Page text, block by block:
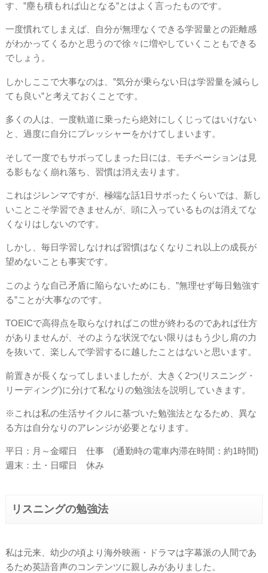
す、”塵も積もれば山となる”とはよく言ったものです。
一度慣れてしまえば、自分が無理なくできる学習量との距離感
がわかってくるかと思うので徐々に増やしていくこともできる
でしょう。
しかしここで大事なのは、”気分が乗らない日は学習量を減らし
ても良い”と考えておくことです。
多くの人は、一度軌道に乗ったら絶対にしくじってはいけない
と、過度に自分にプレッシャーをかけてしまいます。
そして一度でもサボってしまった日には、モチベーションは見
る影もなく崩れ落ち、習慣は消え去ります。
これはジレンマですが、極端な話1日サボったくらいでは、新し
いことこそ学習できませんが、頭に入っているものは消えてな
くなりはしないのです。
しかし、毎日学習しなければ習慣はなくなりこれ以上の成長が
望めないことも事実です。
このような自己矛盾に陥らないためにも、”無理せず毎日勉強す
る”ことが大事なのです。
TOEICで高得点を取らなければこの世が終わるのであれば仕方
がありませんが、そのような状況でない限りはもう少し肩の力
を抜いて、楽しんで学習するに越したことはないと思います。
前置きが長くなってしまいましたが、大きく2つ(リスニング・
リーディング)に分けて私なりの勉強法を説明していきます。
※これは私の生活サイクルに基づいた勉強法となるため、異な
る方は自分なりのアレンジが必要となります。
平日：月～金曜日 仕事 (通勤時の電車内滞在時間：約1時間)
週末：土・日曜日 休み
リスニングの勉強法
私は元来、幼少の頃より海外映画・ドラマは字幕派の人間であ
るため英語音声のコンテンツに親しみがありました。